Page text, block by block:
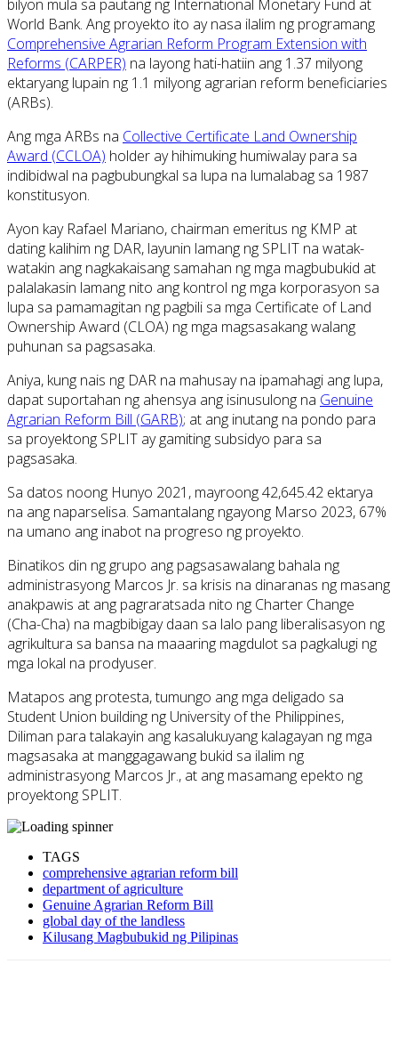
bilyon mula sa pautang ng International Monetary Fund at
World Bank. Ang proyekto ito ay nasa ilalim ng programang
Comprehensive Agrarian Reform Program Extension with
Reforms (CARPER) na layong hati-hatiin ang 1.37 milyong
ektaryang lupain ng 1.1 milyong agrarian reform beneficiaries
(ARBs).
Ang mga ARBs na Collective Certificate Land Ownership
Award (CCLOA) holder ay hihimuking humiwalay para sa
indibidwal na pagbubungkal sa lupa na lumalabag sa 1987
konstitusyon.
Ayon kay Rafael Mariano, chairman emeritus ng KMP at
dating kalihim ng DAR, layunin lamang ng SPLIT na watak-
watakin ang nagkakaisang samahan ng mga magbubukid at
palalakasin lamang nito ang kontrol ng mga korporasyon sa
lupa sa pamamagitan ng pagbili sa mga Certificate of Land
Ownership Award (CLOA) ng mga magsasakang walang
puhunan sa pagsasaka.
Aniya, kung nais ng DAR na mahusay na ipamahagi ang lupa,
dapat suportahan ng ahensya ang isinusulong na Genuine
Agrarian Reform Bill (GARB); at ang inutang na pondo para
sa proyektong SPLIT ay gamiting subsidyo para sa
pagsasaka.
Sa datos noong Hunyo 2021, mayroong 42,645.42 ektarya
na ang naparselisa. Samantalang ngayong Marso 2023, 67%
na umano ang inabot na progreso ng proyekto.
Binatikos din ng grupo ang pagsasawalang bahala ng
administrasyong Marcos Jr. sa krisis na dinaranas ng masang
anakpawis at ang pagraratsada nito ng Charter Change
(Cha-Cha) na magbibigay daan sa lalo pang liberalisasyon ng
agrikultura sa bansa na maaaring magdulot sa pagkalugi ng
mga lokal na prodyuser.
Matapos ang protesta, tumungo ang mga deligado sa
Student Union building ng University of the Philippines,
Diliman para talakayin ang kasalukuyang kalagayan ng mga
magsasaka at manggagawang bukid sa ilalim ng
administrasyong Marcos Jr., at ang masamang epekto ng
proyektong SPLIT.
TAGS
comprehensive agrarian reform bill
department of agriculture
Genuine Agrarian Reform Bill
global day of the landless
Kilusang Magbubukid ng Pilipinas